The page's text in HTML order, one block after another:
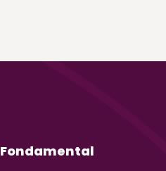
Fondamental